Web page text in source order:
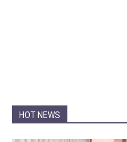
HOT NEWS